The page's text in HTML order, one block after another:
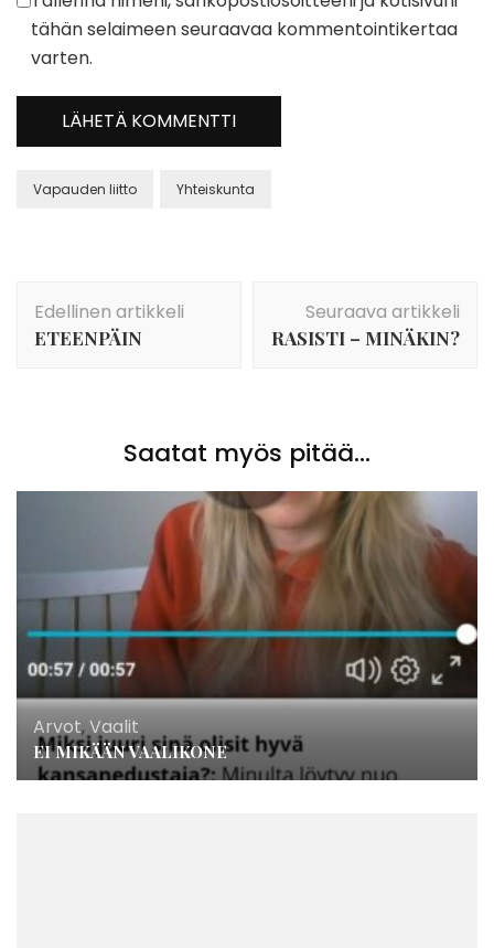
tähän selaimeen seuraavaa kommentointikertaa
varten.
Vapauden liitto Yhteiskunta
selaus
Edellinen artikkeli
ETEENPÄIN
Seuraava artikkeli
RASISTI – MINÄKIN?
Saatat myös pitää...
Arvot,Vaalit
EI MIKÄÄN VAALIKONE